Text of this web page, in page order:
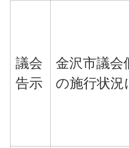
議会
告示
金沢市議会
の施行状況